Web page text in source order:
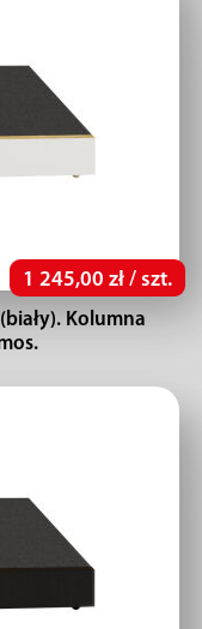
1 245,00 zł / szt.
Kolumna